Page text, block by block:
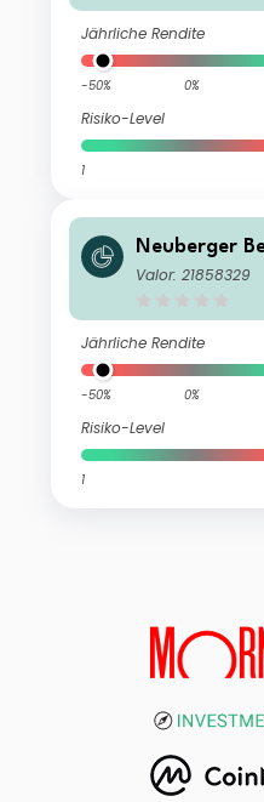
Jährliche Rendite
-50% 0%
Risiko-Level
1
Neuberger
Fund CAD A
Valor: 21858329
Jährliche Rendite
-50% 0%
Risiko-Level
1